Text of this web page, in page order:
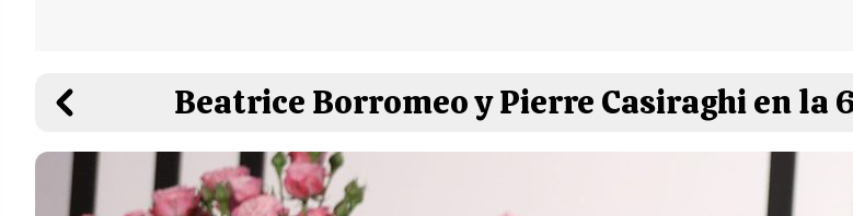
Beatrice Borromeo y Pierre Casiraghi en la